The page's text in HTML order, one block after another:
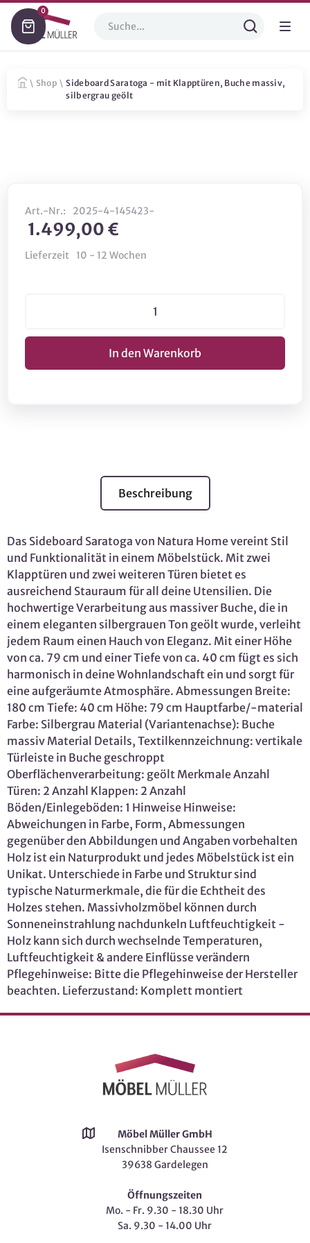
0
\ Shop \ Sideboard Saratoga - mit Klapptüren, Buche massiv,
silbergrau geölt
Art.-Nr.: 2025-4-145423-
1.499,00 €
Lieferzeit 10 - 12 Wochen
Beschreibung
Das Sideboard Saratoga von Natura Home vereint Stil
und Funktionalität in einem Möbelstück. Mit zwei
Klapptüren und zwei weiteren Türen bietet es
ausreichend Stauraum für all deine Utensilien. Die
hochwertige Verarbeitung aus massiver Buche, die in
einem eleganten silbergrauen Ton geölt wurde, verleiht
jedem Raum einen Hauch von Eleganz. Mit einer Höhe
von ca. 79 cm und einer Tiefe von ca. 40 cm fügt es sich
harmonisch in deine Wohnlandschaft ein und sorgt für
eine aufgeräumte Atmosphäre. Abmessungen Breite:
180 cm Tiefe: 40 cm Höhe: 79 cm Hauptfarbe/-material
Farbe: Silbergrau Material (Variantenachse): Buche
massiv Material Details, Textilkennzeichnung: vertikale
Türleiste in Buche geschroppt
Oberflächenverarbeitung: geölt Merkmale Anzahl
Türen: 2 Anzahl Klappen: 2 Anzahl
Böden/Einlegeböden: 1 Hinweise Hinweise:
Abweichungen in Farbe, Form, Abmessungen
gegenüber den Abbildungen und Angaben vorbehalten
Holz ist ein Naturprodukt und jedes Möbelstück ist ein
Unikat. Unterschiede in Farbe und Struktur sind
typische Naturmerkmale, die für die Echtheit des
Holzes stehen. Massivholzmöbel können durch
Sonneneinstrahlung nachdunkeln Luftfeuchtigkeit -
Holz kann sich durch wechselnde Temperaturen,
Luftfeuchtigkeit & andere Einflüsse verändern
Pflegehinweise: Bitte die Pflegehinweise der Hersteller
beachten. Lieferzustand: Komplett montiert
Möbel Müller GmbH
Isenschnibber Chaussee 12
39638 Gardelegen
Öffnungszeiten
Mo. - Fr. 9.30 - 18.30 Uhr
Sa. 9.30 - 14.00 Uhr